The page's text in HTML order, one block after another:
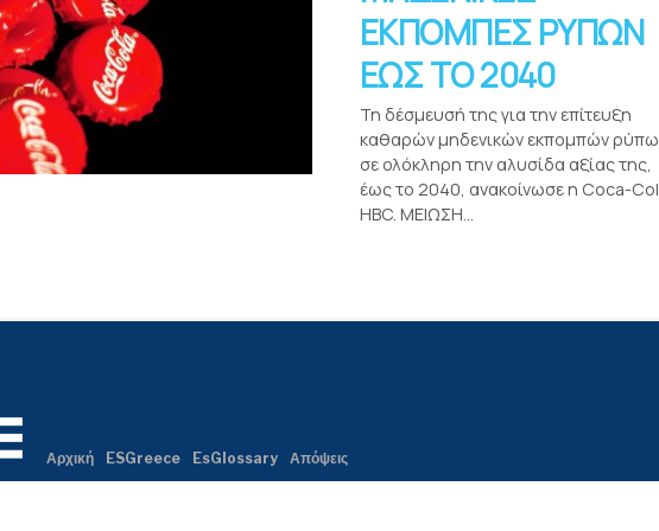
ΕΚΠΟΜΠΕΣ ΡΥΠΩΝ
ΕΩΣ ΤΟ 2040
Τη δέσμευσή της για την επίτευξη
καθαρών μηδενικών εκπομπών
σε ολόκληρη την αλυσίδα αξίας της,
έως το 2040, ανακοίνωσε η Coca-
HBC. ΜΕΙΩΣΗ...
Αρχική ESGreece EsGlossary Απόψεις